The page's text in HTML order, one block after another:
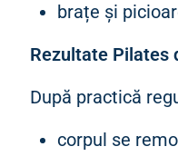
brațe și
Rezultate Pilates
După practică
corpul se